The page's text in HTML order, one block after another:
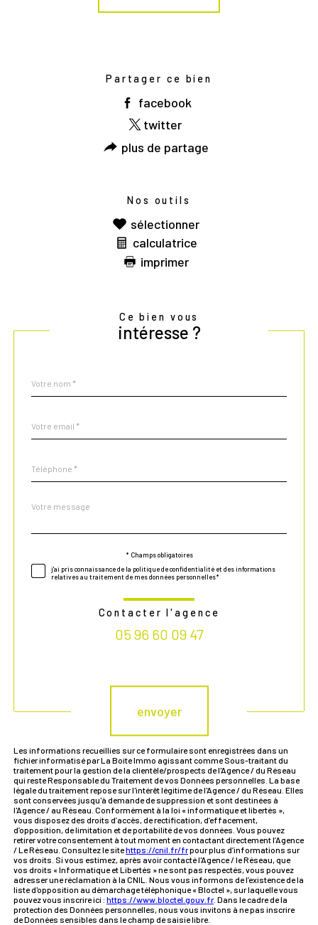
Partager ce bien
facebook
twitter
plus de partage
Nos outils
sélectionner
calculatrice
imprimer
Ce bien vous
intéresse ?
par
*
*
*
Fieldset
Message
*
* Champs obligatoires
j'ai pris connaissance de la politique de confidentialité et des informations
relatives au traitement de mes données personnelles*
Contacter l'agence
05 96 60 09 47
envoyer
Les informations recueillies sur ce formulaire sont enregistrées dans un
fichier informatisé par La Boite Immo agissant comme Sous-traitant du
traitement pour la gestion de la clientèle/prospects de l'Agence / du Réseau
qui reste Responsable du Traitement de vos Données personnelles. La base
légale du traitement repose sur l'intérêt légitime de l'Agence / du Réseau. Elles
sont conservées jusqu'à demande de suppression et sont destinées à
l'Agence / au Réseau. Conformément à la loi « informatique et libertés »,
vous disposez des droits d’accès, de rectification, d’effacement,
d’opposition, de limitation et de portabilité de vos données. Vous pouvez
retirer votre consentement à tout moment en contactant directement l’Agence
/ Le Réseau. Consultez le sitehttps://cnil.fr/frpour plus d’informations sur
vos droits. Si vous estimez, après avoir contacté l'Agence / le Réseau, que
vos droits « Informatique et Libertés » ne sont pas respectés, vous pouvez
adresser une réclamation à la CNIL. Nous vous informons de l’existence de la
liste d'opposition au démarchage téléphonique « Bloctel », sur laquelle vous
pouvez vous inscrire ici : https://www.bloctel.gouv.fr. Dans le cadre de la
protection des Données personnelles, nous vous invitons à ne pas inscrire
de Données sensibles dans le champ de saisie libre.